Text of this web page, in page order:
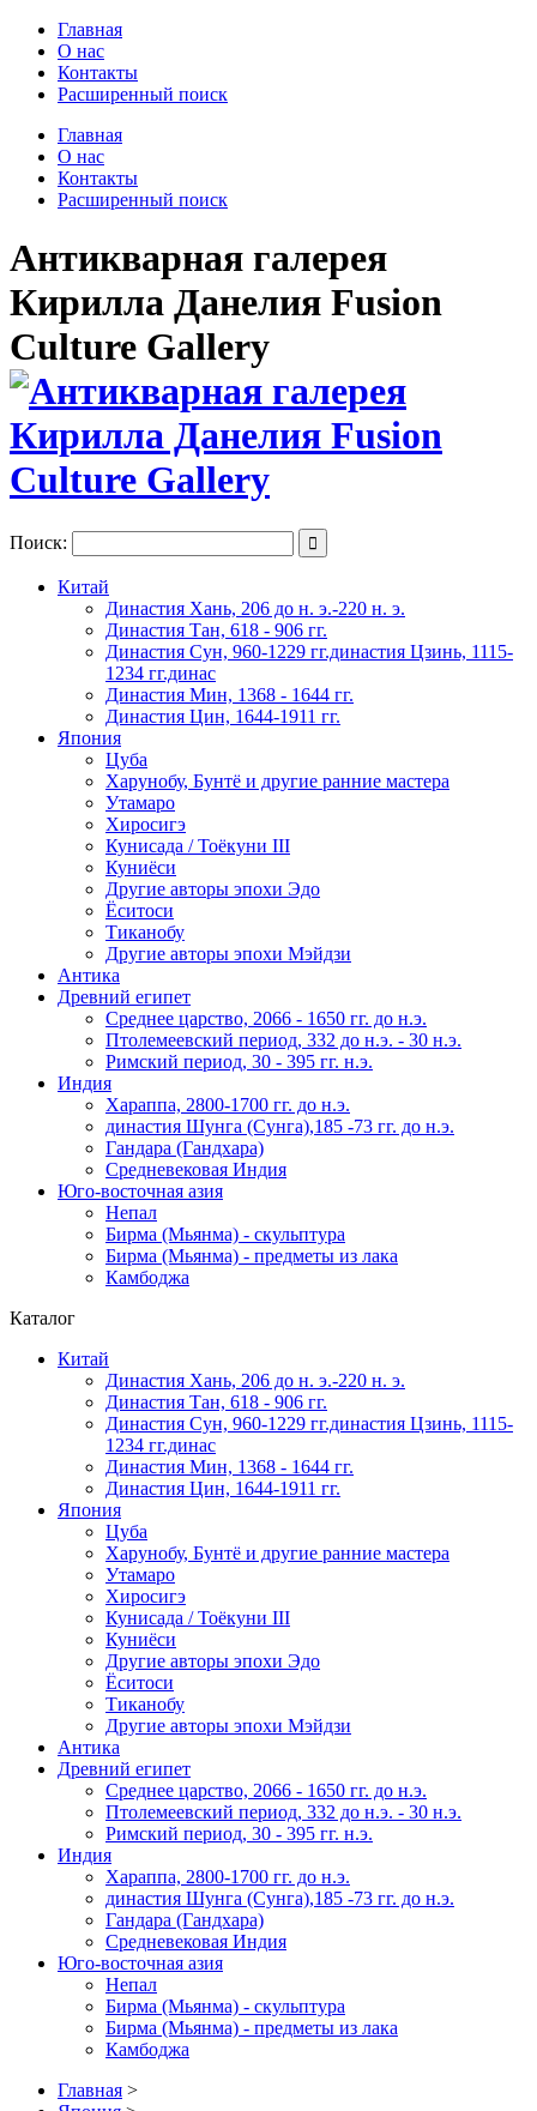
Главная
О нас
Контакты
Расширенный поиск
Главная
О нас
Контакты
Расширенный поиск
Антикварная галерея
Кирилла Данелия Fusion
Culture Gallery
Поиск: 
Китай
Династия Хань, 206 до н. э.-220 н. э.
Династия Тан, 618 - 906 гг.
Династия Сун, 960-1229 гг.династия Цзинь, 1115-
1234 гг.динас
Династия Мин, 1368 - 1644 гг.
Династия Цин, 1644-1911 гг.
Япония
Цуба
Харунобу, Бунтё и другие ранние мастера
Утамаро
Хиросигэ
Кунисада / Тоёкуни III
Куниёси
Другие авторы эпохи Эдо
Ёситоси
Тиканобу
Другие авторы эпохи Мэйдзи
Антика
Древний египет
Среднее царство, 2066 - 1650 гг. до н.э.
Птолемеевский период, 332 до н.э. - 30 н.э.
Римский период, 30 - 395 гг. н.э.
Индия
Хараппа, 2800-1700 гг. до н.э.
династия Шунга (Сунга),185 -73 гг. до н.э.
Гандара (Гандхара)
Средневековая Индия
Юго-восточная азия
Непал
Бирма (Мьянма) - скульптура
Бирма (Мьянма) - предметы из лака
Камбоджа
Каталог
Китай
Династия Хань, 206 до н. э.-220 н. э.
Династия Тан, 618 - 906 гг.
Династия Сун, 960-1229 гг.династия Цзинь, 1115-
1234 гг.динас
Династия Мин, 1368 - 1644 гг.
Династия Цин, 1644-1911 гг.
Япония
Цуба
Харунобу, Бунтё и другие ранние мастера
Утамаро
Хиросигэ
Кунисада / Тоёкуни III
Куниёси
Другие авторы эпохи Эдо
Ёситоси
Тиканобу
Другие авторы эпохи Мэйдзи
Антика
Древний египет
Среднее царство, 2066 - 1650 гг. до н.э.
Птолемеевский период, 332 до н.э. - 30 н.э.
Римский период, 30 - 395 гг. н.э.
Индия
Хараппа, 2800-1700 гг. до н.э.
династия Шунга (Сунга),185 -73 гг. до н.э.
Гандара (Гандхара)
Средневековая Индия
Юго-восточная азия
Непал
Бирма (Мьянма) - скульптура
Бирма (Мьянма) - предметы из лака
Камбоджа
Главная >